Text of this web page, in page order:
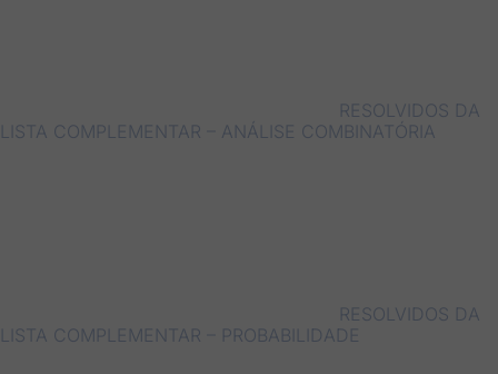
RESOLVIDOS DA
LISTA COMPLEMENTAR – ANÁLISE COMBINATÓRIA
RESOLVIDOS DA
LISTA COMPLEMENTAR – PROBABILIDADE